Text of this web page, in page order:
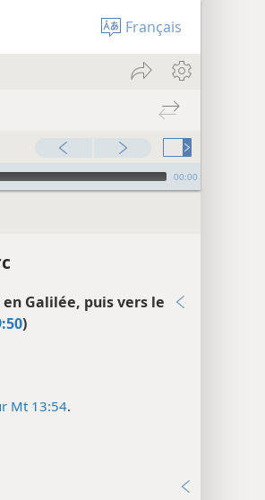
Français
00:00
Galilée, puis vers le
)
Mt 13:54.